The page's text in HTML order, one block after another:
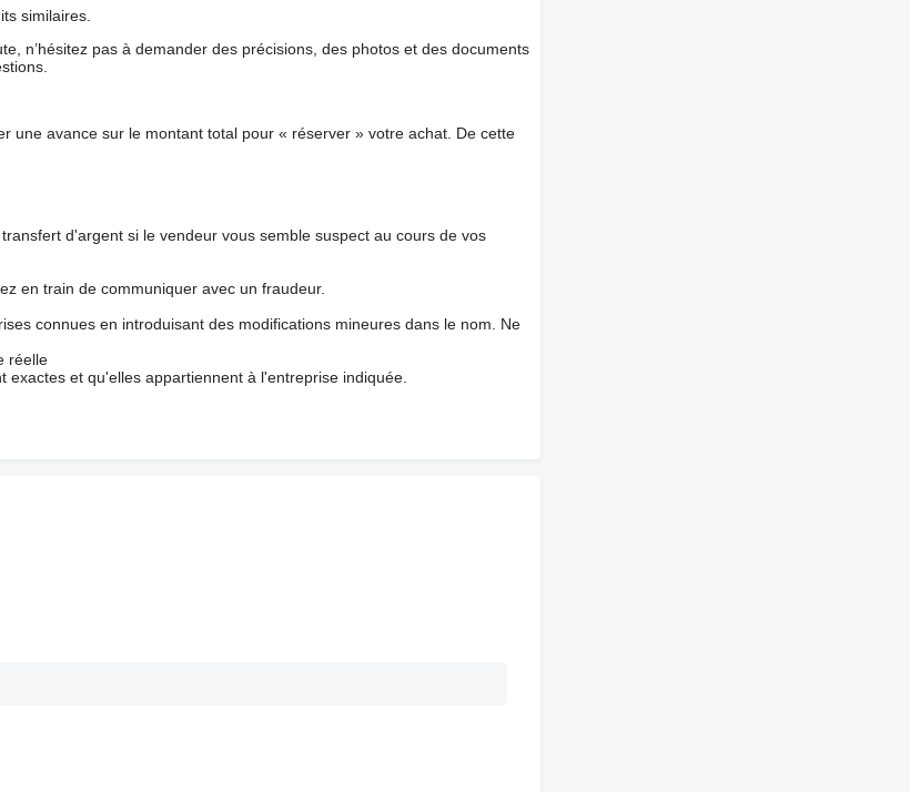
similaires.
n’hésitez pas à demander des précisions, des photos et des documents
une avance sur le montant total pour « réserver » votre achat. De cette
d'argent si le vendeur vous semble suspect au cours de vos
en train de communiquer avec un fraudeur.
connues en introduisant des modifications mineures dans le nom. Ne
réelle
et qu'elles appartiennent à l'entreprise indiquée.